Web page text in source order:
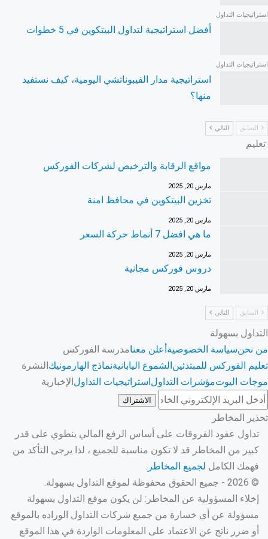
استراتيجيات التداول
أفضل استراتيجية لتداول البيتكوين في 5 خطوات
استراتيجيات التداول
استراتيجية مدار الفيبوناتشي اليومية، كيف نستفيد
منها؟
السابق التالي
تعليم
مواقع الرقابة والترخيص لشركات الفوركس
مارس 20, 2025
تخزين البيتكوين في محافظ امنة
مارس 20, 2025
ما هي افضل 7 أنماط حركة السعر
مارس 20, 2025
دروس فوركس مجانية
مارس 20, 2025
السابق التالي
التداول بسهولة
من نحنسياسة الخصوصيةأعلن معنامدرسة الفوركس
تعليم الفوركس للمبتدئينالشموع اليابانيةنماذج الهارمونيك
موجات اليوتمؤشرات التداولاستراتيجيات التداول
النشرة
الإخبارية
الاشتراك
تحذير المخاطر
تداول عقود الفروقات على أساس الرفع المالي ينطوي على قدر
كبير من المخاطر قد لا تكون مناسبة للجميع ، لذا يرجى التأكد من
فهمك الكامل لجميع المخاطر.
© 2026 - جميع الحقوق محفوظة لموقع التداول بسهولة.
إخلاء المسؤولية عن المخاطر: لن يكون موقع التداول بسهولة
مسؤولة عن أي خسارة من جميع شركات التداول الوراده بالموقع
أو ضرر ناتج عن الاعتماد على المعلومات الواردة في هذا الموقع